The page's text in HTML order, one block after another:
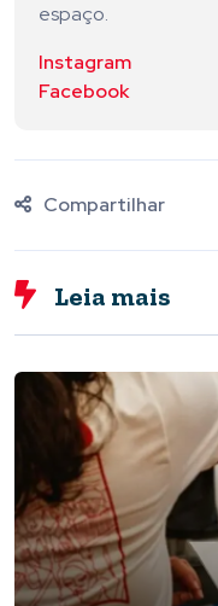
espaço.
Instagram
Facebook
Compartilhar
Leia mais